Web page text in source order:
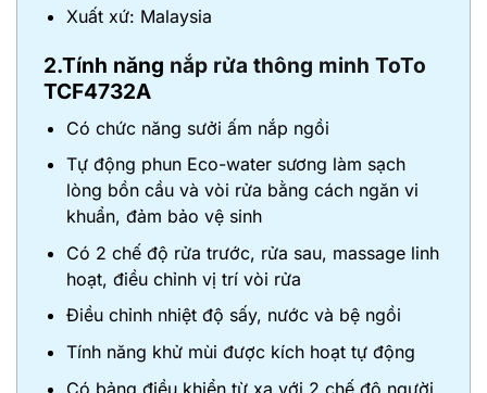
Xuất xứ: Malaysia
2.Tính năng nắp rửa thông minh ToTo
TCF4732A
Có chức năng sưởi ấm nắp ngồi
Tự động phun Eco-water sương làm sạch
lòng bồn cầu và vòi rửa bằng cách ngăn vi
khuẩn, đảm bảo vệ sinh
Có 2 chế độ rửa trước, rửa sau, massage linh
hoạt, điều chỉnh vị trí vòi rửa
Điều chỉnh nhiệt độ sấy, nước và bệ ngồi
Tính năng khử mùi được kích hoạt tự động
Có bảng điều khiển từ xa với 2 chế độ người